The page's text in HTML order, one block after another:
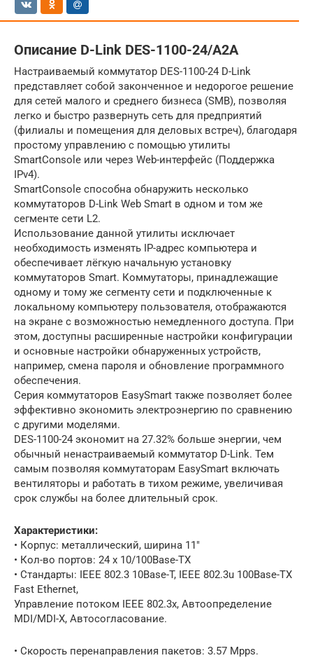
Описание D-Link DES-1100-24/A2A
Настраиваемый коммутатор DES-1100-24 D-Link
представляет собой законченное и недорогое решение
для сетей малого и среднего бизнеса (SMB), позволяя
легко и быстро развернуть сеть для предприятий
(филиалы и помещения для деловых встреч), благодаря
простому управлению с помощью утилиты
SmartConsole или через Web-интерфейс (Поддержка
IPv4).
SmartConsole способна обнаружить несколько
коммутаторов D-Link Web Smart в одном и том же
сегменте сети L2.
Использование данной утилиты исключает
необходимость изменять IP-адрес компьютера и
обеспечивает лёгкую начальную установку
коммутаторов Smart. Коммутаторы, принадлежащие
одному и тому же сегменту сети и подключенные к
локальному компьютеру пользователя, отображаются
на экране с возможностью немедленного доступа. При
этом, доступны расширенные настройки конфигурации
и основные настройки обнаруженных устройств,
например, смена пароля и обновление программного
обеспечения.
Серия коммутаторов EasySmart также позволяет более
эффективно экономить электроэнергию по сравнению
с другими моделями.
DES-1100-24 экономит на 27.32% больше энергии, чем
обычный ненастраиваемый коммутатор D-Link. Тем
самым позволяя коммутаторам EasySmart включать
вентиляторы и работать в тихом режиме, увеличивая
срок службы на более длительный срок.
Характеристики:
• Корпус: металлический, ширина 11″
• Кол-во портов: 24 х 10/100Base-TX
• Стандарты: IEEE 802.3 10Base-T, IEEE 802.3u 100Base-TX
Fast Ethernet,
Управление потоком IEEE 802.3x, Автоопределение
MDI/MDI-X, Автосогласование.
• Скорость перенаправления пакетов: 3.57 Mpps.